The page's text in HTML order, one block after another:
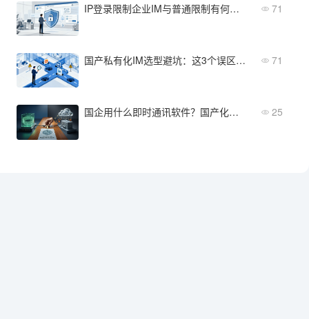
IP登录限制企业IM与普通限制有何不同？选型注意这四点 71
国产私有化IM选型避坑：这3个误区一定要注意 71
国企用什么即时通讯软件？国产化替代背景下的选型思路 25